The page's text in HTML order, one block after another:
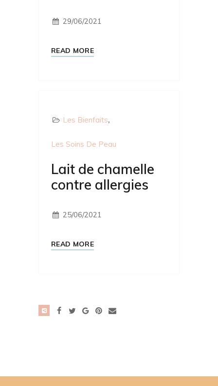
29/06/2021
READ MORE
Les Bienfaits
Les Soins De Peau
Lait de chamelle
contre allergies
25/06/2021
READ MORE